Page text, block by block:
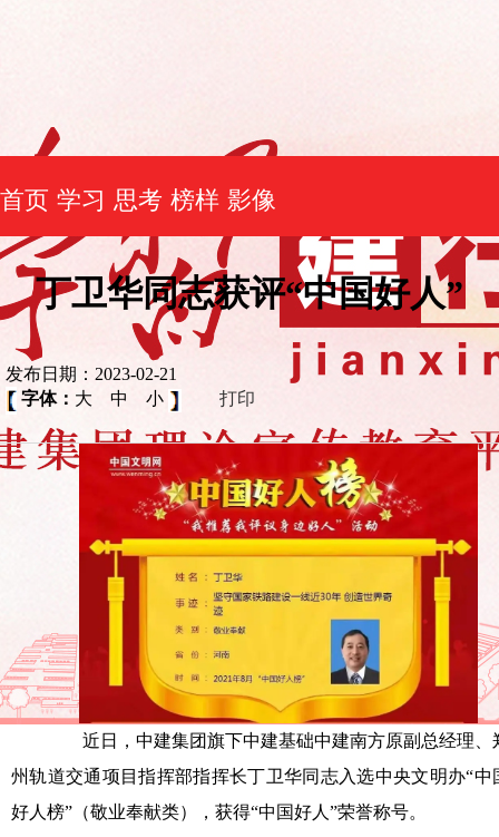
首页 学习 思考 榜样 影像
丁卫华同志获评“中国好人”
发布日期：2023-02-21
字体： 大 中 小 打印
近日，中建集团旗下中建基础中建南方原副总经理、
州轨道交通项目指挥部指挥长丁卫华同志入选中央文明办“中
好人榜”（敬业奉献类），获得“中国好人”荣誉称号。